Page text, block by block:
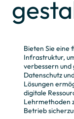
Bieten Sie eine
Infrastruktur,
verbessern
Datenschutz
Lösungen
digitale
Lehrmethoden
Betrieb